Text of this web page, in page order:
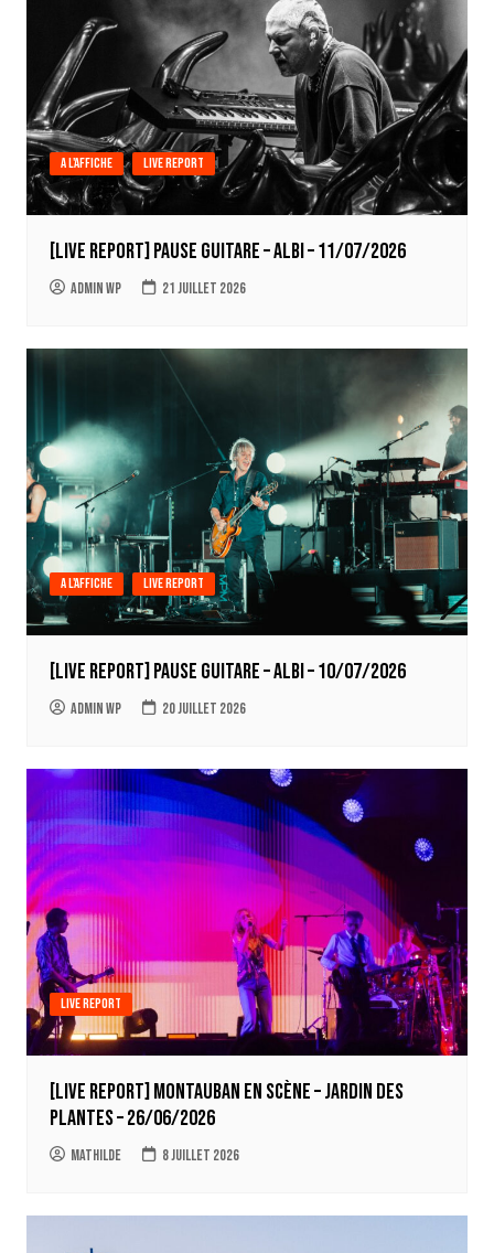
A l'affiche Live report
[LIVE REPORT] Pause Guitare – Albi – 11/07/2026
Admin WP 21 juillet 2026
A l'affiche Live report
[LIVE REPORT] Pause Guitare – Albi – 10/07/2026
Admin WP 20 juillet 2026
Live report
[LIVE REPORT] Montauban en Scène – Jardin des
Plantes – 26/06/2026
Mathilde 8 juillet 2026